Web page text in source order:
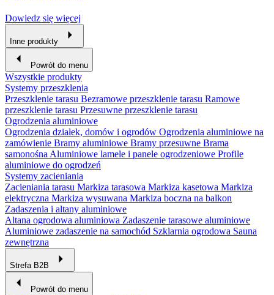
Dowiedz się więcej
Inne produkty
Powrót do menu
Wszystkie produkty
Systemy przeszklenia
Przeszklenie tarasu Bezramowe przeszklenie tarasu Ramowe
przeszklenie tarasu Przesuwne przeszklenie tarasu
Ogrodzenia aluminiowe
Ogrodzenia działek, domów i ogrodów Ogrodzenia aluminiowe na
zamówienie Bramy aluminiowe Bramy przesuwne Brama
samonośna Aluminiowe lamele i panele ogrodzeniowe Profile
aluminiowe do ogrodzeń
Systemy zacieniania
Zacieniania tarasu Markiza tarasowa Markiza kasetowa Markiza
elektryczna Markiza wysuwana Markiza boczna na balkon
Zadaszenia i altany aluminiowe
Altana ogrodowa aluminiowa Zadaszenie tarasowe aluminiowe
Aluminiowe zadaszenie na samochód Szklarnia ogrodowa Sauna
zewnętrzna
Strefa B2B
Powrót do menu